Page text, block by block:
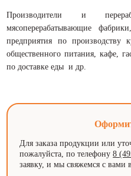
Производители и
мясоперерабатывающие
предприятия по производству
общественного питания, кафе,
по доставке еды и др.
Для заказа продукции или
пожалуйста, по телефону8
заявку, и мы свяжемся с вами